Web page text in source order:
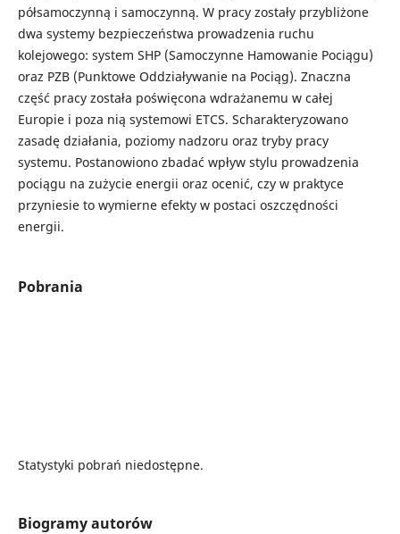
półsamoczynną i samoczynną. W pracy zostały przybliżone
dwa systemy bezpieczeństwa prowadzenia ruchu
kolejowego: system SHP (Samoczynne Hamowanie Pociągu)
oraz PZB (Punktowe Oddziaływanie na Pociąg). Znaczna
część pracy została poświęcona wdrażanemu w całej
Europie i poza nią systemowi ETCS. Scharakteryzowano
zasadę działania, poziomy nadzoru oraz tryby pracy
systemu. Postanowiono zbadać wpływ stylu prowadzenia
pociągu na zużycie energii oraz ocenić, czy w praktyce
przyniesie to wymierne efekty w postaci oszczędności
energii.
Pobrania
Statystyki pobrań niedostępne.
Biogramy autorów